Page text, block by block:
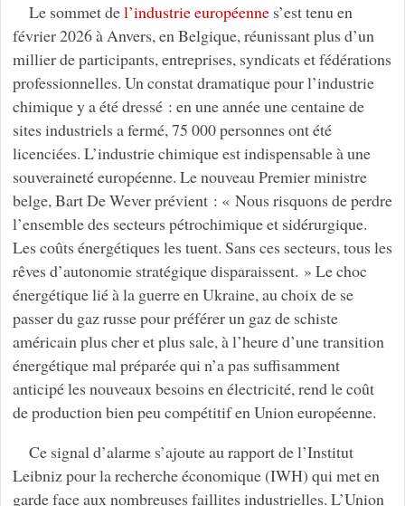
Le sommet del’industrie européennes’est tenu en
février 2026 à Anvers, en Belgique, réunissant plus d’un
millier de participants, entreprises, syndicats et fédérations
professionnelles. Un constat dramatique pour l’industrie
chimique y a été dressé : en une année une centaine de
sites industriels a fermé, 75 000 personnes ont été
licenciées. L’industrie chimique est indispensable à une
souveraineté européenne. Le nouveau Premier ministre
belge, Bart De Wever prévient : « Nous risquons de perdre
l’ensemble des secteurs pétrochimique et sidérurgique.
Les coûts énergétiques les tuent. Sans ces secteurs, tous les
rêves d’autonomie stratégique disparaissent. » Le choc
énergétique lié à la guerre en Ukraine, au choix de se
passer du gaz russe pour préférer un gaz de schiste
américain plus cher et plus sale, à l’heure d’une transition
énergétique mal préparée qui n’a pas suffisamment
anticipé les nouveaux besoins en électricité, rend le coût
de production bien peu compétitif en Union européenne.
Ce signal d’alarme s’ajoute au rapport de l’Institut
Leibniz pour la recherche économique (IWH) qui met en
garde face aux nombreuses faillites industrielles. L’Union